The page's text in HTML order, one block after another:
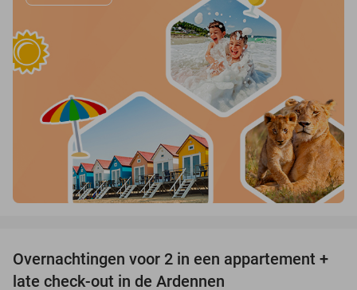
62%
Overnachtingen voor 2 in een appartement +
late check-out in de Ardennen